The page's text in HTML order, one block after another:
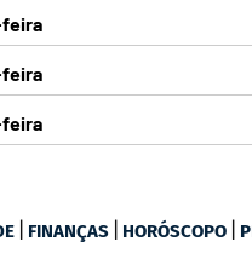
feira
feira
feira
| FINANÇAS | HORÓSCOPO |